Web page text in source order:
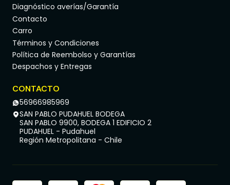
Diagnóstico averías/Garantía
Contacto
Carro
Términos y Condiciones
Política de Reembolso y Garantías
Despachos y Entregas
CONTACTO
56966985969
SAN PABLO PUDAHUEL BODEGA
SAN PABLO 9900, BODEGA 1 EDIFICIO 2
PUDAHUEL - Pudahuel
Región Metropolitana - Chile